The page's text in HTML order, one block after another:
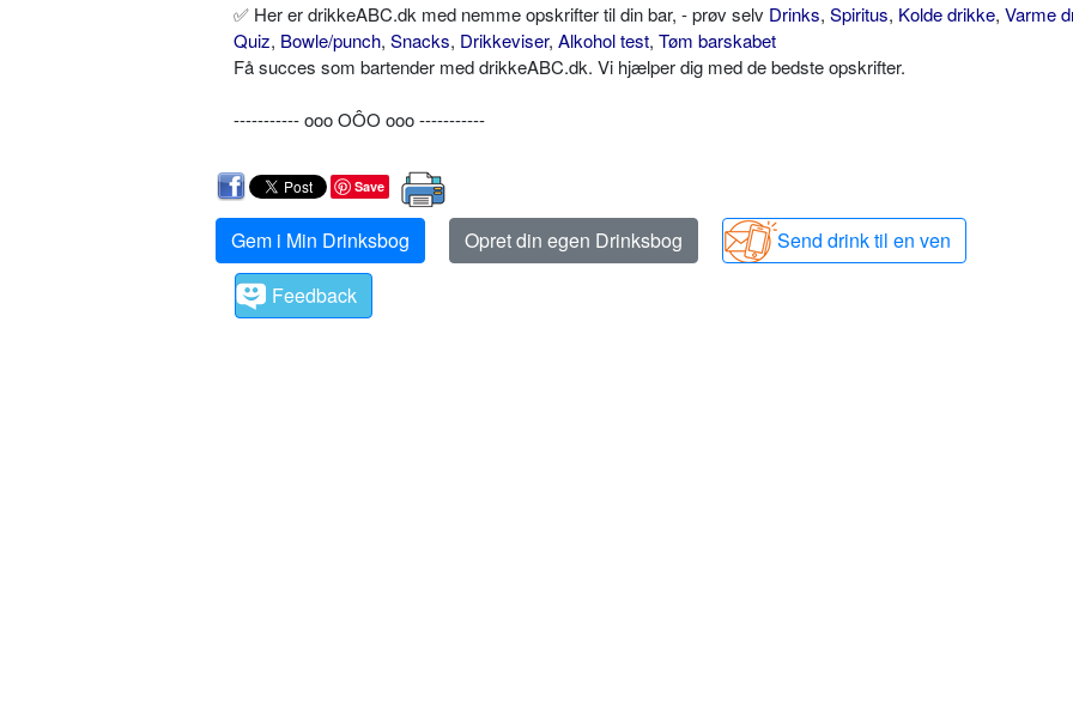
✅ Her er drikkeABC.dk med nemme opskrifter til din bar, - prøv selv Drinks, Spiritus, Kolde drikke, Varme
Quiz, Bowle/punch, Snacks, Drikkeviser, Alkohol test, Tøm barskabet
Få succes som bartender med drikkeABC.dk. Vi hjælper dig med de bedste opskrifter.
----------- ooo OÔO ooo -----------
Save
Gem i Min Drinksbog Opret din egen Drinksbog
Send drink til en ven
Feedback